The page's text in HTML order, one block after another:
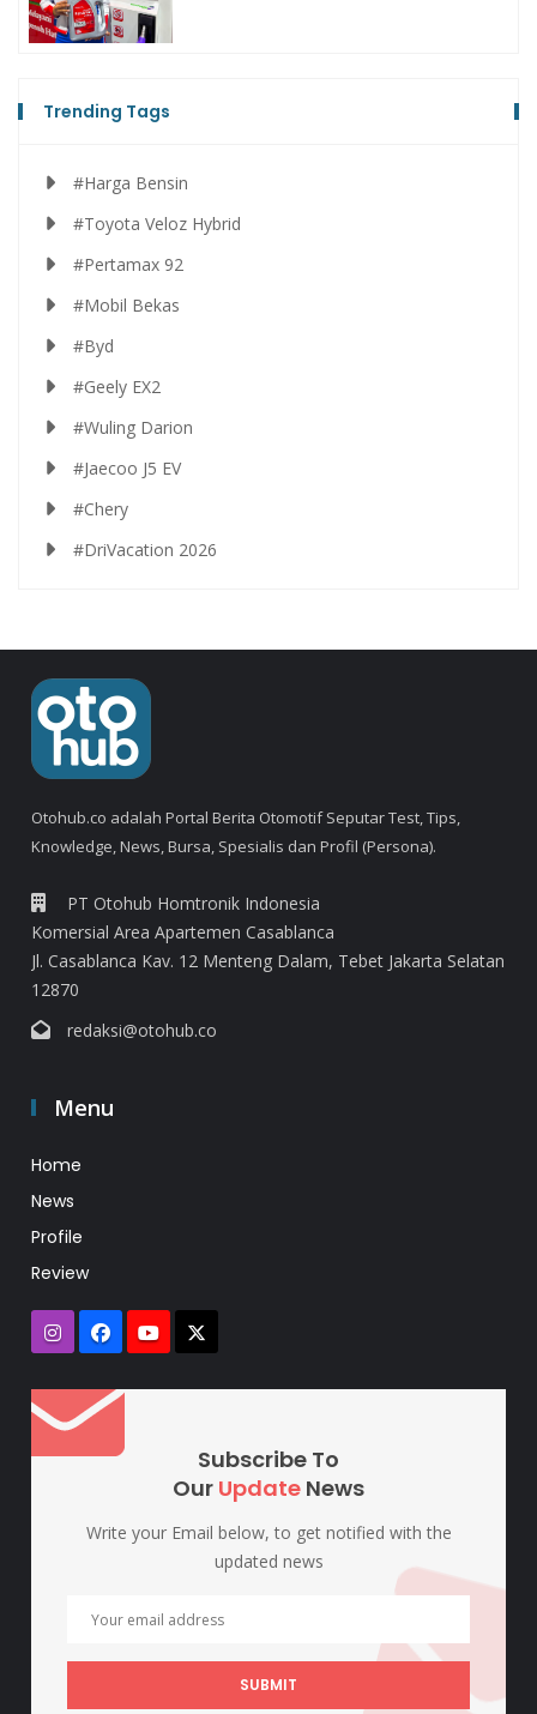
Trending Tags
#Harga Bensin
#Toyota Veloz Hybrid
#Pertamax 92
#Mobil Bekas
#Byd
#Geely EX2
#Wuling Darion
#Jaecoo J5 EV
#Chery
#DriVacation 2026
Otohub.co adalah Portal Berita Otomotif Seputar Test, Tips,
Knowledge, News, Bursa, Spesialis dan Profil (Persona).
PT Otohub Homtronik Indonesia
Komersial Area Apartemen Casablanca
Jl. Casablanca Kav. 12 Menteng Dalam, Tebet Jakarta Selatan
12870
redaksi@otohub.co
Menu
Home
News
Profile
Review
Subscribe To
Our Update News
Write your Email below, to get notified with the
updated news
SUBMIT